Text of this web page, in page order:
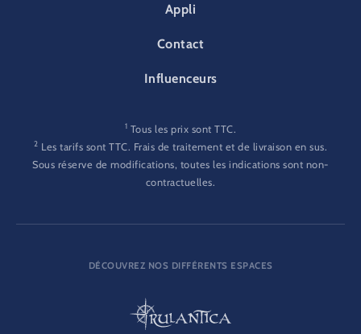
Appli
Contact
Influenceurs
1 Tous les prix sont TTC.
2 Les tarifs sont TTC. Frais de traitement et de livraison en sus.
Sous réserve de modifications, toutes les indications sont non-
contractuelles.
DÉCOUVREZ NOS DIFFÉRENTS ESPACES